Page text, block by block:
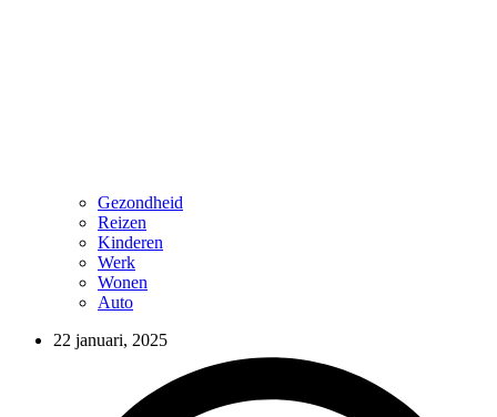
Gezondheid
Reizen
Kinderen
Werk
Wonen
Auto
22 januari, 2025